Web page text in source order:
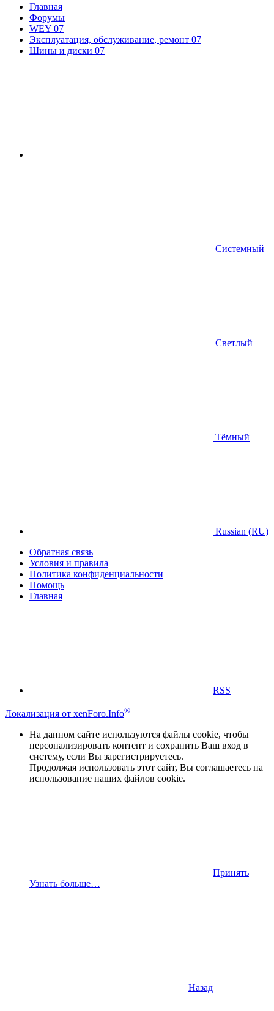
Главная
Форумы
WEY 07
Эксплуатация, обслуживание, ремонт 07
Шины и диски 07
Системный
Светлый
Тёмный
Russian (RU)
Обратная связь
Условия и правила
Политика конфиденциальности
Помощь
Главная
RSS
Локализация от xenForo.Info®
На данном сайте используются файлы cookie, чтобы
персонализировать контент и сохранить Ваш вход в
систему, если Вы зарегистрируетесь.
Продолжая использовать этот сайт, Вы соглашаетесь на
использование наших файлов cookie.
Принять
Узнать больше…
Назад